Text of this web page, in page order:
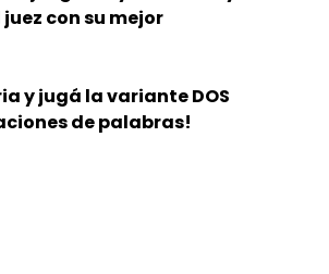
con su mejor
y jugá la variante DOS
de palabras!